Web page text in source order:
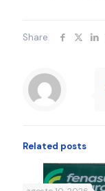
Share
Related posts